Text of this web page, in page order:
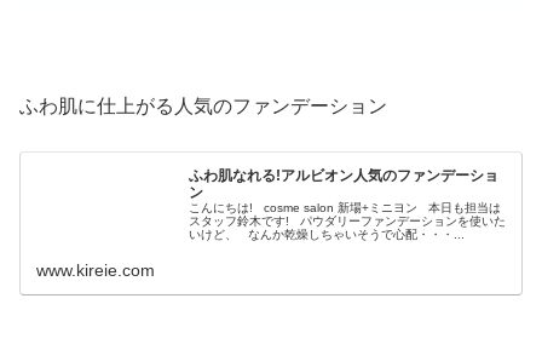
ふわ肌に仕上がる人気のファンデーション
ふわ肌なれる!アルビオン人気のファンデーショ
ン
こんにちは! cosme salon 新場+ミニヨン 本日も担当は
スタッフ鈴木です! パウダリーファンデーションを使いた
いけど、 なんか乾燥しちゃいそうで心配・・・...
www.kireie.com